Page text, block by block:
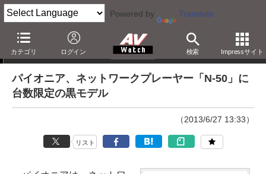
Powered by Translate
カテゴリ ログイン 検索 Impressサイト
ニュース
パイオニア、ネットワークプレーヤー「N-50」に
台数限定の黒モデル
（2013/6/27 13:33）
リスト